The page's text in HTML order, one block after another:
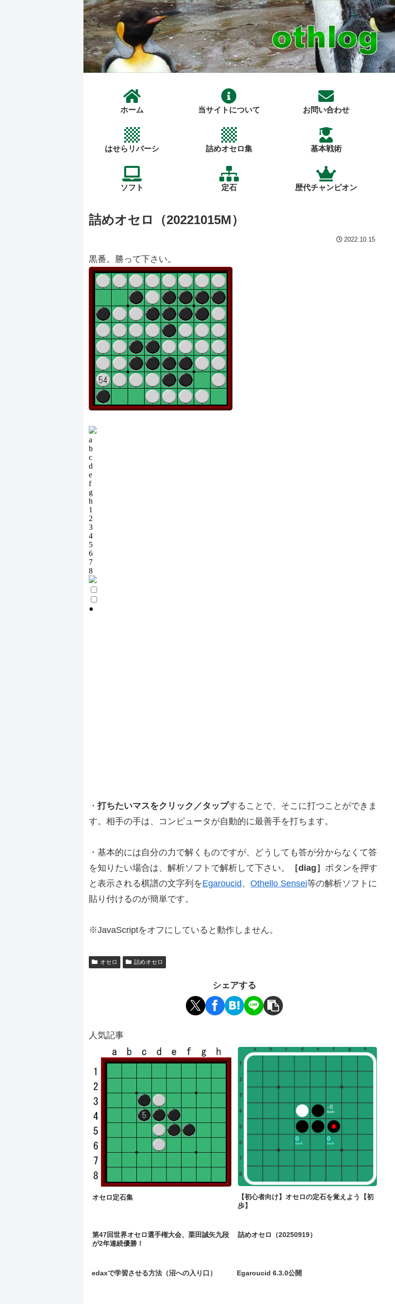
ホーム 当サイトについて お問い合わせ
はせらリバーシ 詰めオセロ集 基本戦術
ソフト 定石 歴代チャンピオン
詰めオセロ（20221015M）
2022.10.15
黒番。勝って下さい。
・打ちたいマスをクリック／タップすることで、そこに打つことができま
す。相手の手は、コンピュータが自動的に最善手を打ちます。
・基本的には自分の力で解くものですが、どうしても答が分からなくて答
を知りたい場合は、解析ソフトで解析して下さい。
［diag］ ボタンを押す
と表示される棋譜の文字列をEgaroucid、 Othello Sensei等の解析ソフトに
貼り付けるのが簡単です。
※JavaScriptをオフにしていると動作しません。
オセロ 詰めオセロ
シェアする
人気記事
オセロ定石集
【初心者向け】オセロの定石を覚えよう【初
歩】
第47回世界オセロ選手権大会、栗田誠矢九段
が2年連続優勝！
詰めオセロ（20250919）
edaxで学習させる方法（沼への入り口） Egaroucid 6.3.0公開